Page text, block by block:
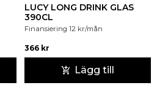
LUCY LONG DRINK GLAS
390CL
Finansiering 12 kr/mån
366 kr
Lägg till